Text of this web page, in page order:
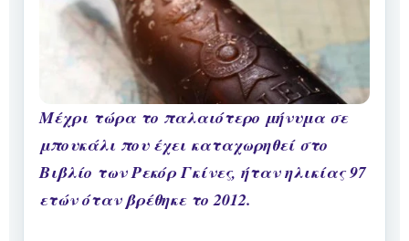
Μέχρι τώρα το παλαιότερο μήνυμα σε
μπουκάλι που έχει καταχωρηθεί στο
Βιβλίο των Ρεκόρ Γκίνες, ήταν ηλικίας 97
ετών όταν βρέθηκε το 2012.